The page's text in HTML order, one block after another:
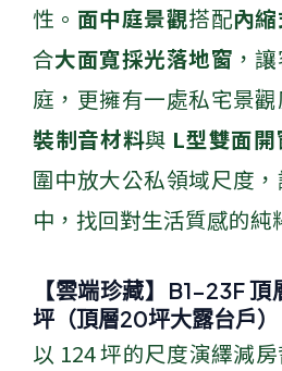
性。 面中庭景觀搭配內
合大面寬採光落地窗 ，
庭，更擁有一處私宅景
裝制音材料與 L型雙面
圍中放大公私領域尺度
中，找回對生活質感的純
【雲端珍藏】B1-23F
坪（頂層20坪大露台戶）
以 124 坪的尺度演繹減